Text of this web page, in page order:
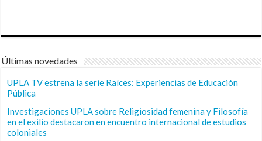
Últimas novedades
UPLA TV estrena la serie Raíces: Experiencias de Educación
Pública
Investigaciones UPLA sobre Religiosidad femenina y Filosofía
en el exilio destacaron en encuentro internacional de estudios
coloniales